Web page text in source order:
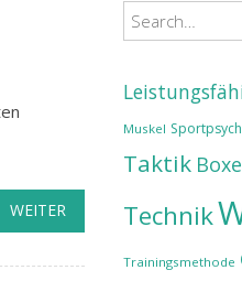
WEITER
Search
Muskel
Taktik
Technik
Trainingsmethode